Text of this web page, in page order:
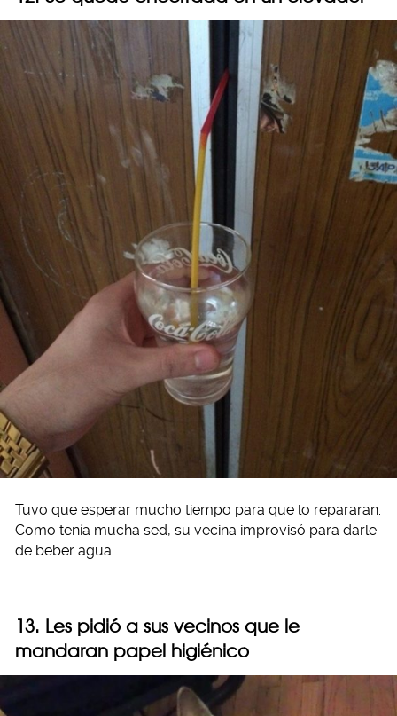
Tuvo que esperar mucho tiempo para que lo repararan.
Como tenía mucha sed, su vecina improvisó para darle
de beber agua.
13. Les pidió a sus vecinos que le
mandaran papel higiénico